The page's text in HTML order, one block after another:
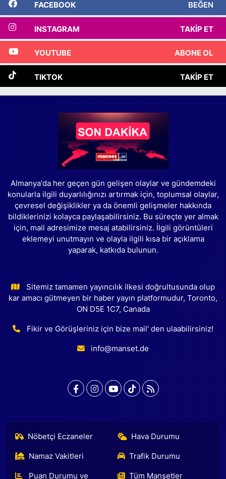
FACEBOOK BEĞEN
INSTAGRAM TAKIP ET
YOUTUBE ABONE OL
TIKTOK TAKIP ET
Almanya'da her geçen gün gelişen olaylar ve gündemdeki
konularla ilgili duyarlılığınızı artırmak için, toplumsal olaylar,
çevresel değişiklikler ya da önemli gelişmeler hakkında
bildiklerinizi kolayca paylaşabilirsiniz. Bu süreçte yer almak
için, mail adresimize mesaj atabilirsiniz. İlgili görüntüleri
eklemeyi unutmayın ve olayla ilgili kısa bir açıklama
yaparak, katkıda bulunun.
Sitemiz tamamen yayıncılık ilkesi doğrultusunda olup
kar amacı gütmeyen bir haber yayın platformudur, Toronto,
ON D5E 1C7, Canada
Fikir ve Görüşleriniz için bize mail' den ulaabilirsiniz!
info@manset.de
Nöbetçi Eczaneler Hava Durumu
Namaz Vakitleri Trafik Durumu
Puan Durumu ve Tüm Manşetler